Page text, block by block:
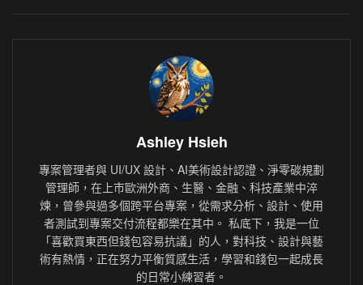
Ashley Hsieh
專案管理者與 UI/UX 設計、AI美術設計認證、淨零碳規劃
管理師，在上市歐洲外商、生醫、金融、科技產業中淬
煉，曾參與過多個跨平台專案，從需求分析、設計、使用
者測試到專案交付流程都樂在其中。 私底下，我是一位
「喜歡買東西但錢包容易抗議」的人，對科技、設計與藝
術有熱情，正在努力平衡質感生活，學習和錢包一起成長
的日常小練習者。